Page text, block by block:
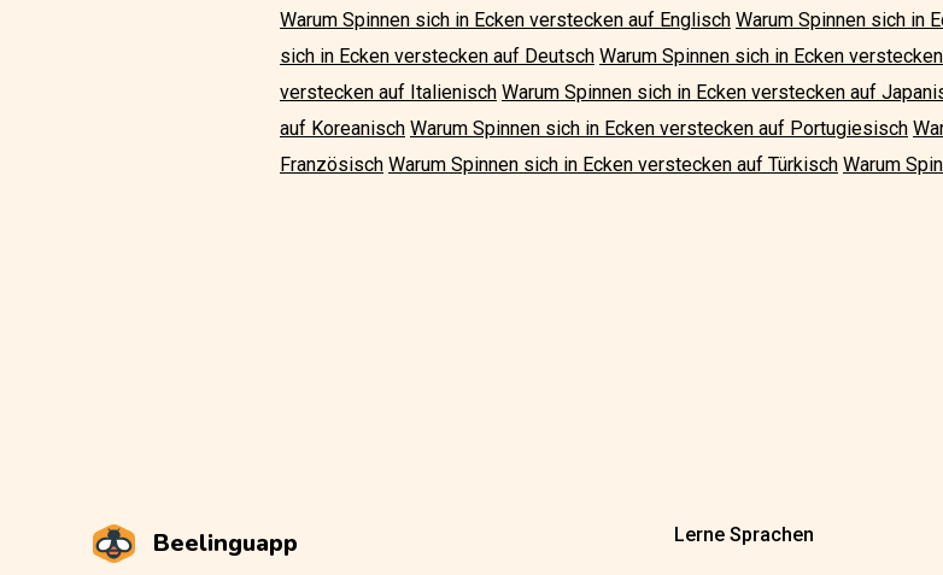
Warum Spinnen sich in Ecken verstecken auf Englisch Warum Spinnen sich in
sich in Ecken verstecken auf Deutsch Warum Spinnen sich in Ecken
verstecken auf Italienisch Warum Spinnen sich in Ecken verstecken auf
auf Koreanisch Warum Spinnen sich in Ecken verstecken auf Portugiesisch
Französisch Warum Spinnen sich in Ecken verstecken auf Türkisch Warum
Beelinguapp Lerne Sprachen